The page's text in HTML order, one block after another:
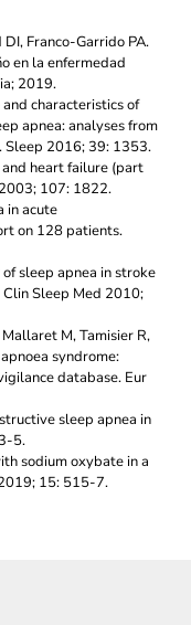
Franco-Garrido PA.
en la enfermedad
2019.
characteristics of
apnea: analyses from
Sleep 2016; 39: 1353.
and heart failure (part
107: 1822.
in acute
on 128 patients.
of sleep apnea in stroke
Sleep Med 2010;
M, Tamisier R,
syndrome:
database. Eur
sleep apnea in
5.
sodium oxybate in a
15: 515-7.